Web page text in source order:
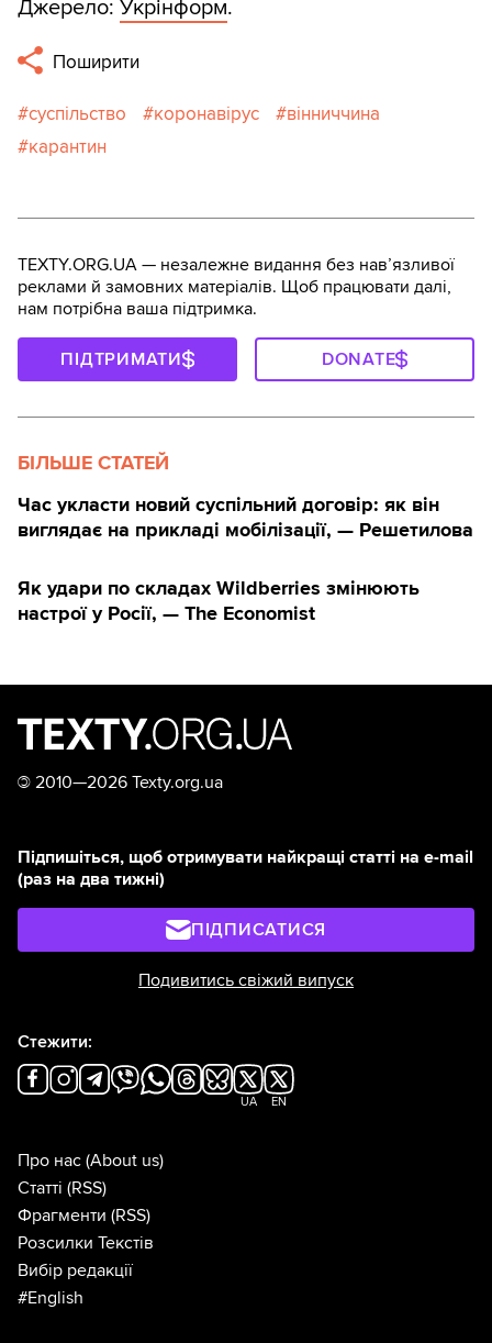
Джерело: Укрінформ.
Поширити
суспільство коронавірус
вінниччина
карантин
TEXTY.ORG.UA — незалежне видання без навʼязливої
реклами й замовних матеріалів. Щоб працювати далі,
нам потрібна ваша підтримка.
ПІДТРИМАТИ DONATE
БІЛЬШЕ СТАТЕЙ
Час укласти новий суспільний договір: як він
виглядає на прикладі мобілізації, — Решетилова
Як удари по складах Wildberries змінюють
настрої у Росії, — The Economist
© 2010—2026 Texty.org.ua
Підпишіться, щоб отримувати найкращі статті на e-mail
(раз на два тижні)
ПІДПИСАТИСЯ
Подивитись свіжий випуск
Стежити:
UA EN
Про нас (About us)
Статті (RSS)
Фрагменти (RSS)
Розсилки Текстів
Вибір редакції
#English